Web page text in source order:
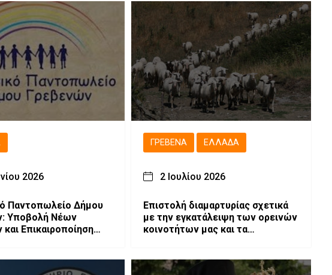
2026
Παντοπωλείο Δήμου
Υποβολή Νέων
Επικαιροποίηση
ΓΡΕΒΕΝΆ ΕΛΛΆΔΑ
2 Ιουλίου 2026
Επιστολή διαμαρτυρίας σχετικά
με την εγκατάλειψη των ορεινών
κοινοτήτων μας και τα